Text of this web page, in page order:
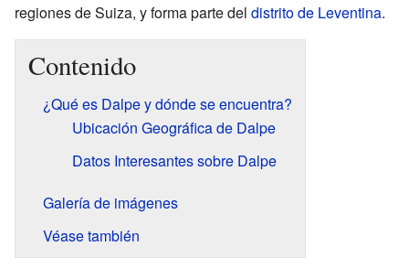
regiones de Suiza, y forma parte del distrito de Leventina.
Contenido
¿Qué es Dalpe y dónde se encuentra?
Ubicación Geográfica de Dalpe
Datos Interesantes sobre Dalpe
Galería de imágenes
Véase también